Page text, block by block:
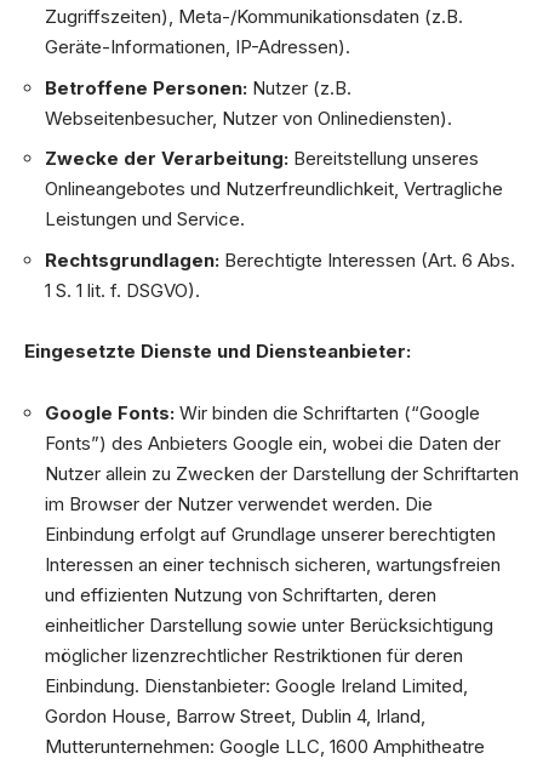
Zugriffszeiten), Meta-/Kommunikationsdaten (z.B.
Geräte-Informationen, IP-Adressen).
Betroffene Personen: Nutzer (z.B.
Webseitenbesucher, Nutzer von Onlinediensten).
Zwecke der Verarbeitung: Bereitstellung unseres
Onlineangebotes und Nutzerfreundlichkeit, Vertragliche
Leistungen und Service.
Rechtsgrundlagen: Berechtigte Interessen (Art. 6 Abs.
1 S. 1 lit. f. DSGVO).
Eingesetzte Dienste und Diensteanbieter:
Google Fonts: Wir binden die Schriftarten (“Google
Fonts”) des Anbieters Google ein, wobei die Daten der
Nutzer allein zu Zwecken der Darstellung der Schriftarten
im Browser der Nutzer verwendet werden. Die
Einbindung erfolgt auf Grundlage unserer berechtigten
Interessen an einer technisch sicheren, wartungsfreien
und effizienten Nutzung von Schriftarten, deren
einheitlicher Darstellung sowie unter Berücksichtigung
möglicher lizenzrechtlicher Restriktionen für deren
Einbindung. Dienstanbieter: Google Ireland Limited,
Gordon House, Barrow Street, Dublin 4, Irland,
Mutterunternehmen: Google LLC, 1600 Amphitheatre